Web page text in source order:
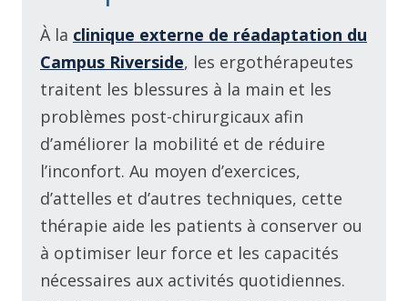
À la clinique externe de réadaptation du
Campus Riverside, les ergothérapeutes
traitent les blessures à la main et les
problèmes post-chirurgicaux afin
d’améliorer la mobilité et de réduire
l’inconfort. Au moyen d’exercices,
d’attelles et d’autres techniques, cette
thérapie aide les patients à conserver ou
à optimiser leur force et les capacités
nécessaires aux activités quotidiennes.